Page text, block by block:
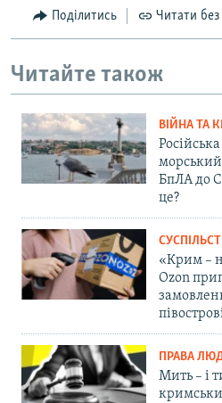
Поділитись Читати без
Читайте також
ВІЙНА ТА
БпЛА до
це?
«Крим –
Ozon
ПРАВА
Мить – і